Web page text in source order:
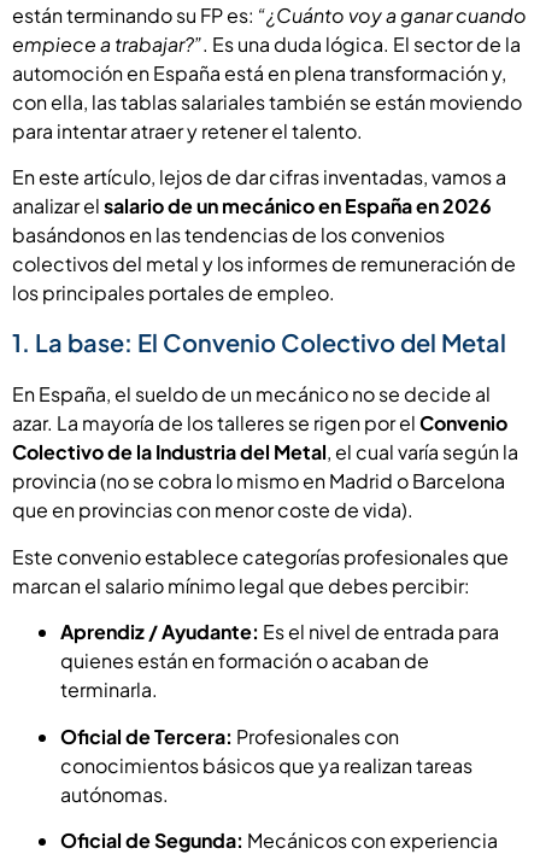
están terminando su FP es: “¿Cuánto voy a ganar cuando
empiece a trabajar?”. Es una duda lógica. El sector de la
automoción en España está en plena transformación y,
con ella, las tablas salariales también se están moviendo
para intentar atraer y retener el talento.
En este artículo, lejos de dar cifras inventadas, vamos a
analizar elsalario de un mecánico en España en 2026
basándonos en las tendencias de los convenios
colectivos del metal y los informes de remuneración de
los principales portales de empleo.
1. La base: El Convenio Colectivo del Metal
En España, el sueldo de un mecánico no se decide al
azar. La mayoría de los talleres se rigen por elConvenio
Colectivo de la Industria del Metal, el cual varía según la
provincia (no se cobra lo mismo en Madrid o Barcelona
que en provincias con menor coste de vida).
Este convenio establece categorías profesionales que
marcan el salario mínimo legal que debes percibir:
Aprendiz / Ayudante: Es el nivel de entrada para
quienes están en formación o acaban de
terminarla.
Oficial de Tercera: Profesionales con
conocimientos básicos que ya realizan tareas
autónomas.
Oficial de Segunda: Mecánicos con experiencia